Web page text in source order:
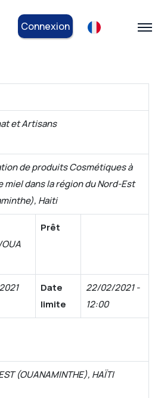
Connexion
et Artisans
de produits Cosmétiques à
miel dans la région du Nord-Est
Haiti
Prêt
Date
limite
22/02/2021 -
12:00
(OUANAMINTHE), HAÏTI